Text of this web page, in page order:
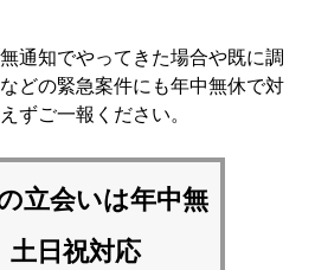
通知でやってきた場合や既に調
どの緊急案件にも年中無休で対
ずご一報ください。
立会いは年中無
土日祝対応